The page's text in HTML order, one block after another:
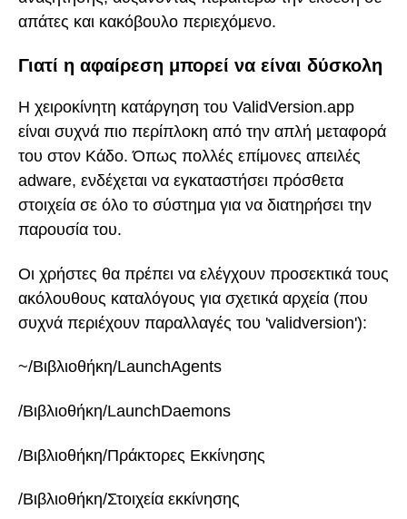
απάτες και κακόβουλο περιεχόμενο.
Γιατί η αφαίρεση μπορεί να είναι δύσκολη
Η χειροκίνητη κατάργηση του ValidVersion.app
είναι συχνά πιο περίπλοκη από την απλή μεταφορά
του στον Κάδο. Όπως πολλές επίμονες απειλές
adware, ενδέχεται να εγκαταστήσει πρόσθετα
στοιχεία σε όλο το σύστημα για να διατηρήσει την
παρουσία του.
Οι χρήστες θα πρέπει να ελέγχουν προσεκτικά τους
ακόλουθους καταλόγους για σχετικά αρχεία (που
συχνά περιέχουν παραλλαγές του 'validversion'):
~/Βιβλιοθήκη/LaunchAgents
/Βιβλιοθήκη/LaunchDaemons
/Βιβλιοθήκη/Πράκτορες Εκκίνησης
/Βιβλιοθήκη/Στοιχεία εκκίνησης